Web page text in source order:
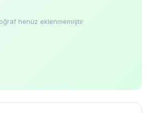
henüz eklenmemiştir